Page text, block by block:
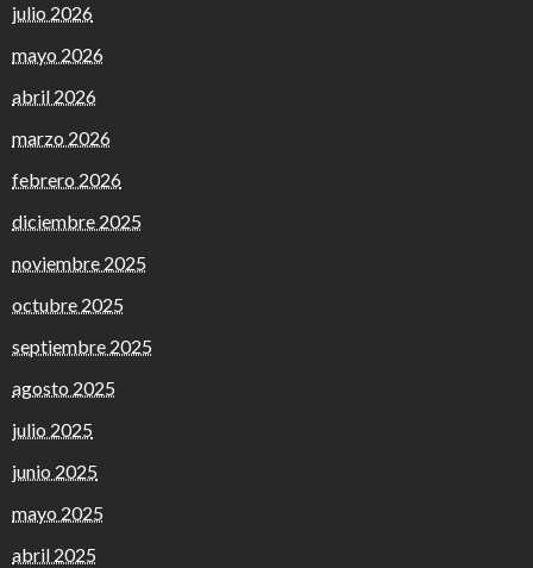
julio 2026
mayo 2026
abril 2026
marzo 2026
febrero 2026
diciembre 2025
noviembre 2025
octubre 2025
septiembre 2025
agosto 2025
julio 2025
junio 2025
mayo 2025
abril 2025